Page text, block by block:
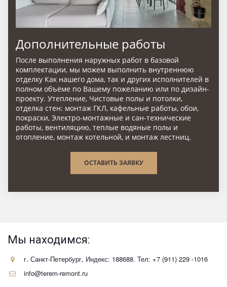
Дополнительные работы
После выполнения наружных работ в базовой
комплектации, мы можем выполнить внутреннюю
отделку Как нашего дома, так и других исполнителей в
полном объёме по Вашему пожеланию или по дизайн-
проекту. Утепление, Чистовые полы и потолки,
отделка стен: монтаж ГКЛ, кафельные работы, обои,
покраски, Электро-монтажные и сан-технические
работы, вентиляцию, теплые водяные полы и
отопление, монтаж котельной, и монтаж лестниц.
ОСТАВИТЬ ЗАЯВКУ
Мы находимся:
г. Санкт-Петербург, Индекс: 188688. Тел: +7 (911) 229 -1016
info@terem-remont.ru